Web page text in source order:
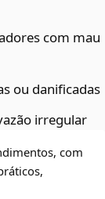
com mau
ou danificadas
irregular
com